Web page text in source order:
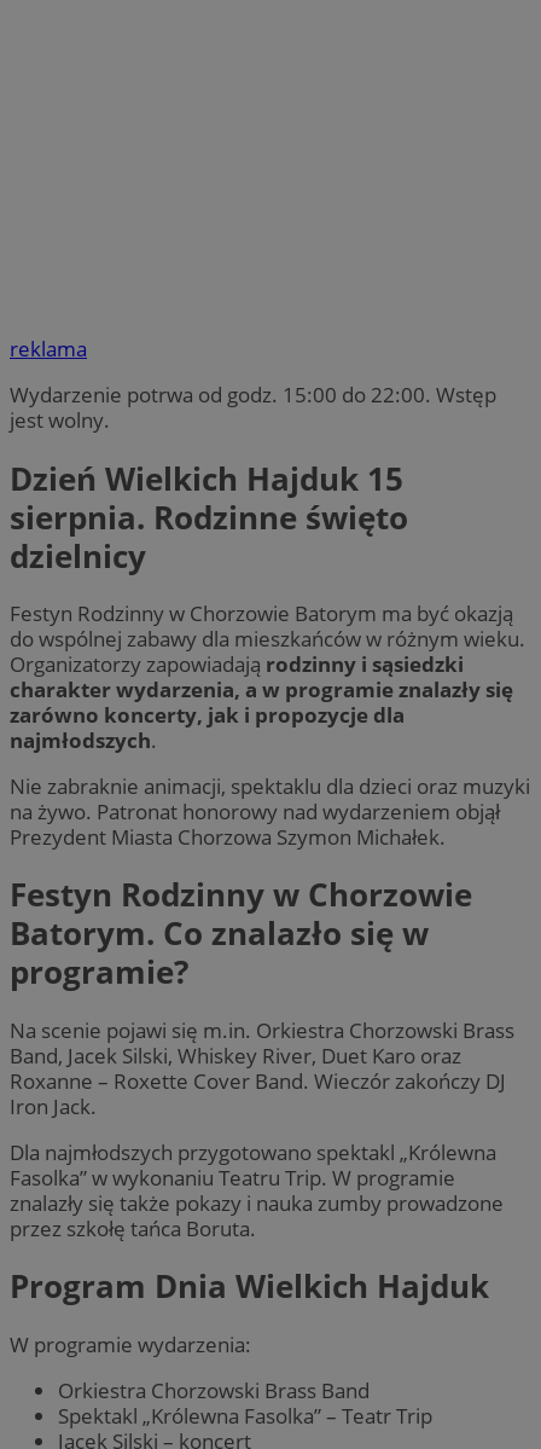
reklama
Wydarzenie potrwa od godz. 15:00 do 22:00. Wstęp
jest wolny.
Dzień Wielkich Hajduk 15
sierpnia. Rodzinne święto
dzielnicy
Festyn Rodzinny w Chorzowie Batorym ma być okazją
do wspólnej zabawy dla mieszkańców w różnym wieku.
Organizatorzy zapowiadają rodzinny i sąsiedzki
charakter wydarzenia, a w programie znalazły się
zarówno koncerty, jak i propozycje dla
najmłodszych.
Nie zabraknie animacji, spektaklu dla dzieci oraz muzyki
na żywo. Patronat honorowy nad wydarzeniem objął
Prezydent Miasta Chorzowa Szymon Michałek.
Festyn Rodzinny w Chorzowie
Batorym. Co znalazło się w
programie?
Na scenie pojawi się m.in. Orkiestra Chorzowski Brass
Band, Jacek Silski, Whiskey River, Duet Karo oraz
Roxanne – Roxette Cover Band. Wieczór zakończy DJ
Iron Jack.
Dla najmłodszych przygotowano spektakl „Królewna
Fasolka” w wykonaniu Teatru Trip. W programie
znalazły się także pokazy i nauka zumby prowadzone
przez szkołę tańca Boruta.
Program Dnia Wielkich Hajduk
W programie wydarzenia:
Orkiestra Chorzowski Brass Band
Spektakl „Królewna Fasolka” – Teatr Trip
Jacek Silski – koncert